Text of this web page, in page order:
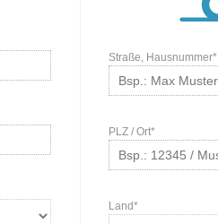
Straße, Hausnummer*
PLZ / Ort*
Land*